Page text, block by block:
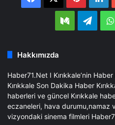
Medium
Hakkımızda
Haber71.Net I Kırıkkale’nin
Kırıkkale Son Dakika Haber
haberleri ve güncel Kırıkkale
eczaneleri, hava durumu,namaz
vizyondaki sinema filmleri